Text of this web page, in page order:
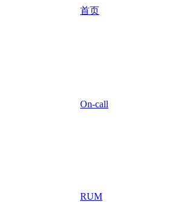
首页
On-call
RUM